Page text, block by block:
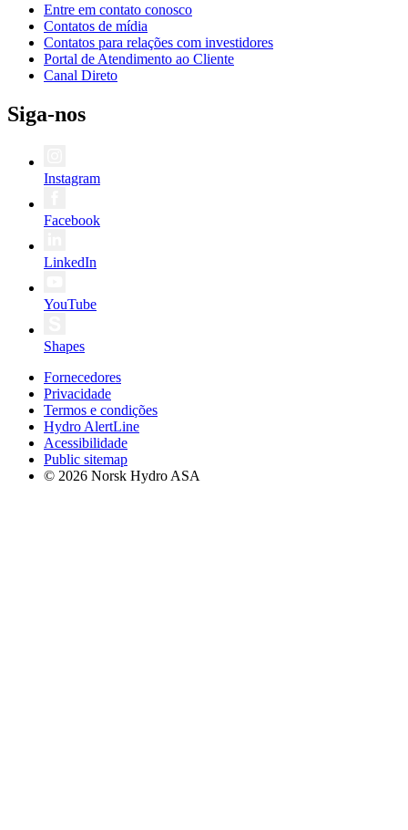
Entre em contato conosco
Contatos de mídia
Contatos para relações com investidores
Portal de Atendimento ao Cliente
Canal Direto
Siga-nos
Instagram
Facebook
LinkedIn
YouTube
Shapes
Fornecedores
Privacidade
Termos e condições
Hydro AlertLine
Acessibilidade
Public sitemap
© 2026 Norsk Hydro ASA